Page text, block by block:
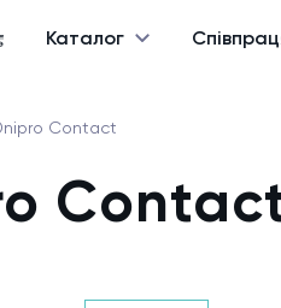
Каталог
Contact